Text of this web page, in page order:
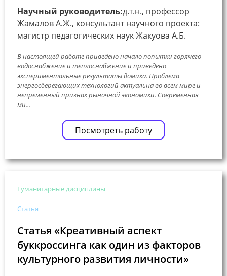
Научный руководитель:д.т.н., профессор
Жамалов А.Ж., консультант научного проекта:
магистр педагогических наук Жакуова А.Б.
В настоящей работе приведено начало попытки горячего
водоснабжение и теплоснабжение и приведено
экспериментальные результаты домика. Проблема
энергосберегающих технологий актуальна во всем мире и
непременный признак рыночной экономики. Современная
ми...
Посмотреть работу
Гуманитарные дисциплины
Статья
Статья «Креативный аспект
буккроссинга как один из факторов
культурного развития личности»